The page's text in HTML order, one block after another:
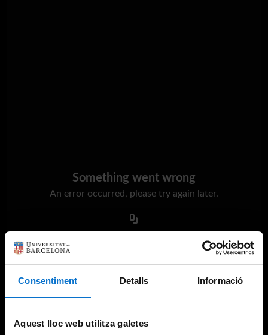
Consentiment Detalls Informació
Aquest lloc web utilitza galetes
Something went wrong
An error occurred, please try again later.